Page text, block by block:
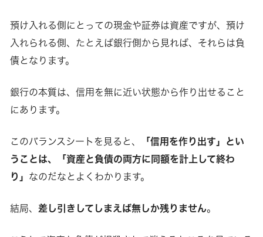
預け入れる側にとっての現金や証券は資産ですが、預け
入れられる側、たとえば銀行側から見れば、それらは負
債となります。
銀行の本質は、信用を無に近い状態から作り出せること
にあります。
このバランスシートを見ると、
「信用を作り出す」とい
うことは、「資産と負債の両方に同額を計上して終わ
り」 なのだなとよくわかります。
結局、 差し引きしてしまえば無しか残りません。